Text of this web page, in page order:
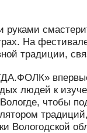
На
традиции,
людей к
чтобы
Вологодской